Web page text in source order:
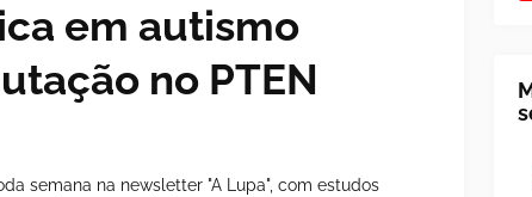
em autismo
no PTEN
semana na newsletter "A Lupa", com estudos